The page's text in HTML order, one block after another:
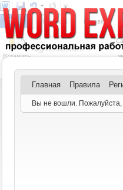
Главная Правила
Вы не вошли. Пожалуйста,